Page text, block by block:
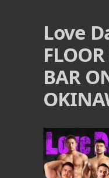
Love
BAR